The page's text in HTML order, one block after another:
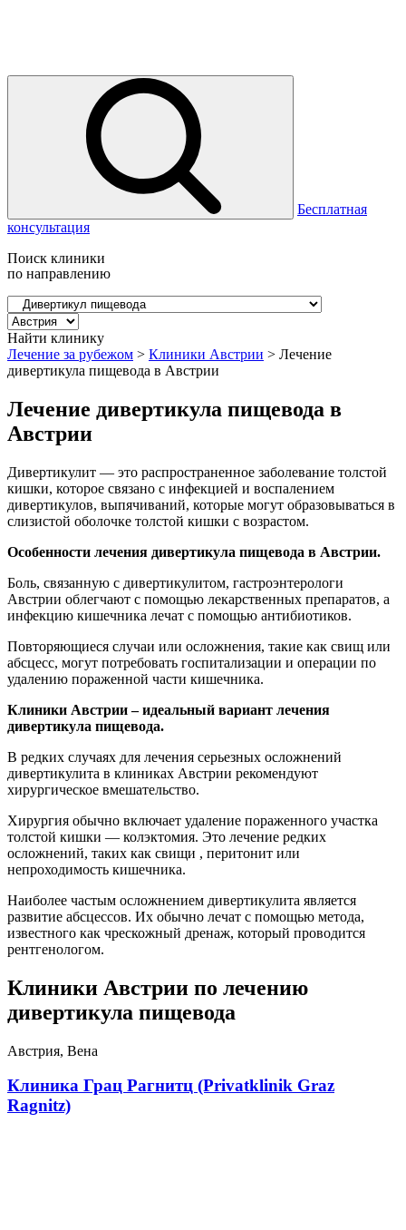
Бесплатная
консультация
Поиск клиники
по направлению
Найти клинику
Лечение за рубежом > Клиники Австрии > Лечение
дивертикула пищевода в Австрии
Лечение дивертикула пищевода в
Австрии
Дивертикулит — это распространенное заболевание толстой
кишки, которое связано с инфекцией и воспалением
дивертикулов, выпячиваний, которые могут образовываться в
слизистой оболочке толстой кишки с возрастом.
Особенности лечения дивертикула пищевода в Австрии.
Боль, связанную с дивертикулитом, гастроэнтерологи
Австрии облегчают с помощью лекарственных препаратов, а
инфекцию кишечника лечат с помощью антибиотиков.
Повторяющиеся случаи или осложнения, такие как свищ или
абсцесс, могут потребовать госпитализации и операции по
удалению пораженной части кишечника.
Клиники Австрии – идеальный вариант лечения
дивертикула пищевода.
В редких случаях для лечения серьезных осложнений
дивертикулита в клиниках Австрии рекомендуют
хирургическое вмешательство.
Хирургия обычно включает удаление пораженного участка
толстой кишки — колэктомия. Это лечение редких
осложнений, таких как свищи , перитонит или
непроходимость кишечника.
Наиболее частым осложнением дивертикулита является
развитие абсцессов. Их обычно лечат с помощью метода,
известного как чрескожный дренаж, который проводится
рентгенологом.
Клиники Австрии по лечению
дивертикула пищевода
Австрия, Вена
Клиника Грац Рагнитц (Privatklinik Graz
Ragnitz)